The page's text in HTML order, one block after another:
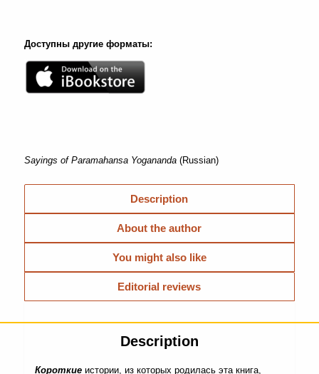
Доступны другие форматы:
Sayings of Paramahansa Yogananda(Russian)
Description
About the author
You might also like
Editorial reviews
Description
Короткиеистории, из которых родилась эта книга,